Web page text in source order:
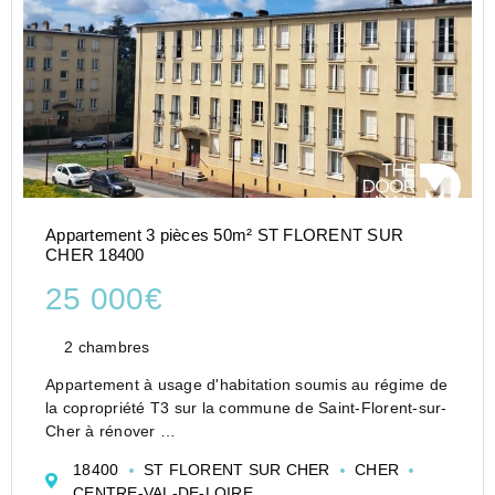
Appartement 3 pièces 50m² ST FLORENT SUR
CHER 18400
25 000€
2 chambres
Appartement à usage d'habitation soumis au régime de
la copropriété T3 sur la commune de Saint-Florent-sur-
Cher à rénover
Pièce de vie
18400 ST FLORENT SUR CHER
CHER